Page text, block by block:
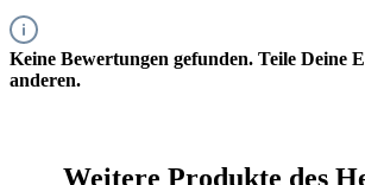
Keine Bewertungen gefunden. Teile Deine
anderen.
Weitere Produkte des